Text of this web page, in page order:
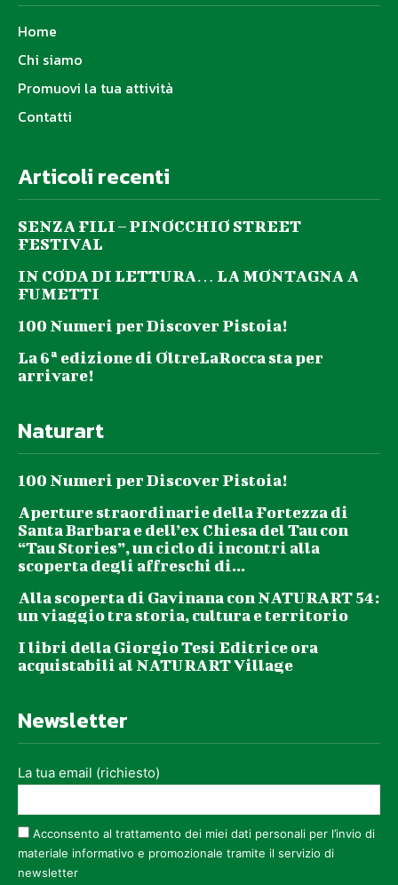
Home
Chi siamo
Promuovi la tua attività
Contatti
Articoli recenti
SENZA FILI – PINOCCHIO STREET
FESTIVAL
IN CODA DI LETTURA… LA MONTAGNA A
FUMETTI
100 Numeri per Discover Pistoia!
La 6ª edizione di OltreLaRocca sta per
arrivare!
Naturart
100 Numeri per Discover Pistoia!
Aperture straordinarie della Fortezza di
Santa Barbara e dell’ex Chiesa del Tau con
“Tau Stories”, un ciclo di incontri alla
scoperta degli affreschi di...
Alla scoperta di Gavinana con NATURART 54:
un viaggio tra storia, cultura e territorio
I libri della Giorgio Tesi Editrice ora
acquistabili al NATURART Village
Newsletter
La tua email (richiesto)
Acconsento al trattamento dei miei dati personali per l’invio di
materiale informativo e promozionale tramite il servizio di
newsletter